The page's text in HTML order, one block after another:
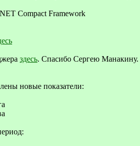
Compact Framework
здесь. Спасибо Сергею Манакину.
новые показатели: